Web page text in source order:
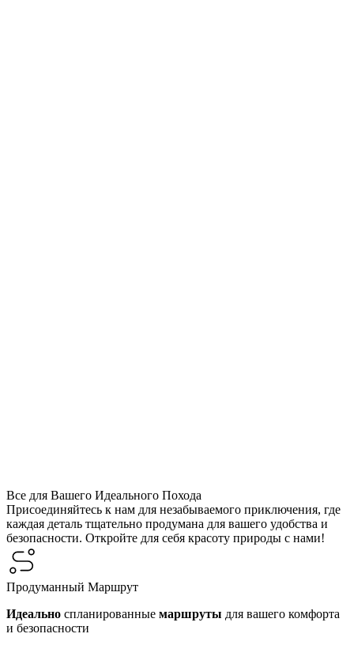
Все для Вашего Идеального Похода
Присоединяйтесь к нам для незабываемого приключения, где
каждая деталь тщательно продумана для вашего удобства и
безопасности. Откройте для себя красоту природы с нами!
Продуманный Маршрут
Идеально спланированные маршруты для вашего комфорта
и безопасности